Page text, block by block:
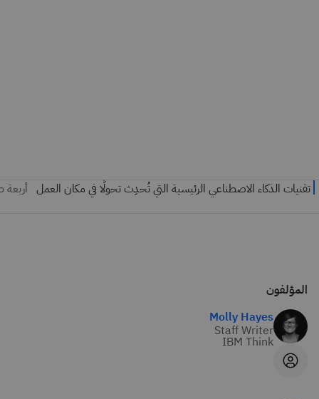
المؤلفون
Molly Hayes
Staff Writer
IBM Think